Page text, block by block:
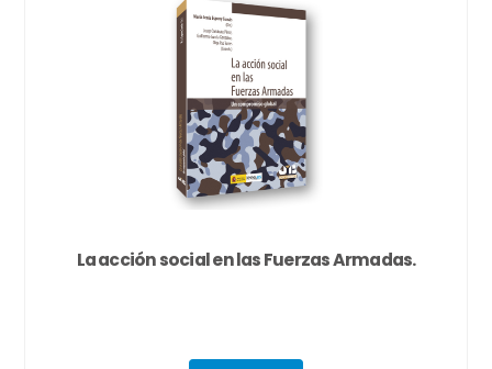
La acción social en las Fuerzas Armadas.